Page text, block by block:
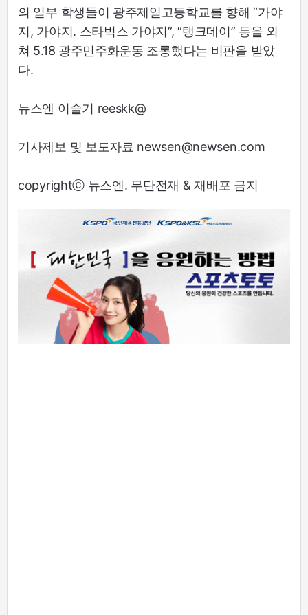
의 일부 학생들이 광주제일고등학교를 향해 “가야
지, 가야지. 스타벅스 가야지”, “탱크데이” 등을 외
쳐 5.18 광주민주화운동 조롱했다는 비판을 받았
다.
뉴스엔 이슬기 reeskk@
기사제보 및 보도자료 newsen@newsen.com
copyrightⓒ 뉴스엔. 무단전재 & 재배포 금지